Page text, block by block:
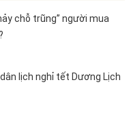
chỗ trũng” người mua
lịch nghỉ tết Dương Lịch